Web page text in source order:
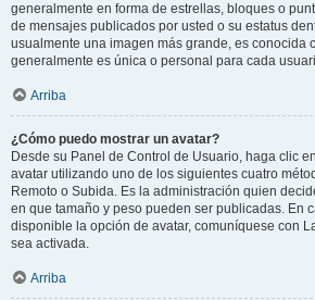
generalmente en forma de estrellas, bloques o
de mensajes publicados por usted o su estatus
usualmente una imagen más grande, es conocida
generalmente es única o personal para cada
Arriba
¿Cómo puedo mostrar un avatar?
Desde su Panel de Control de Usuario, haga clic
avatar utilizando uno de los siguientes cuatro
Remoto o Subida. Es la administración quien
en que tamaño y peso pueden ser publicadas. En
disponible la opción de avatar, comuníquese con
sea activada.
Arriba